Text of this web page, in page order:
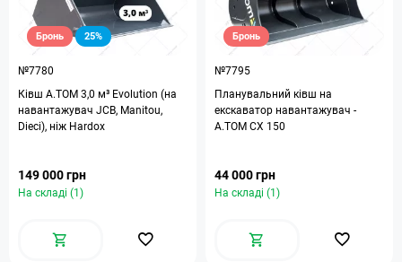
Бронь 25%
№7780
Ківш A.TOM 3,0 м³ Evolution (на
навантажувач JCB, Manitou,
Dieci), ніж Hardox
149 000 грн
На складі (1)
Бронь
№7795
Планувальний ківш на
екскаватор навантажувач -
A.TOM CX 150
44 000 грн
На складі (1)